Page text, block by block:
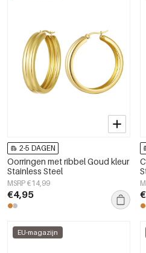
2-5 DAGEN
Oorringen met ribbel Goud kleur
Stainless Steel
MSRP €14,99
€4,95
EU-magazijn